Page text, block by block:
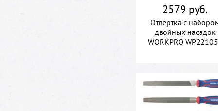
2579 руб.
Отвертка с
двойных насадок
WORKPRO